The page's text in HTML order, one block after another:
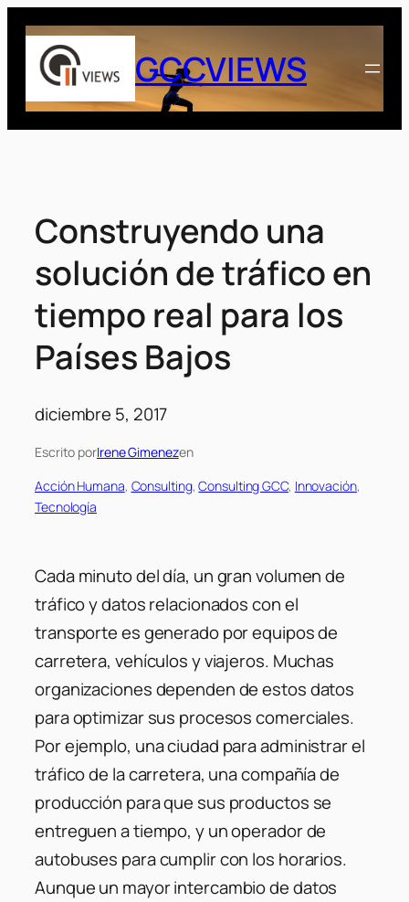
Saltar
contenido
GCCVIEWS
Construyendo una
solución de tráfico en
tiempo real para los
Países Bajos
diciembre 5, 2017
Escrito porIrene Gimenezen
Acción Humana, Consulting, Consulting GCC, Innovación
Tecnología
Cada minuto del día, un gran volumen de
tráfico y datos relacionados con el
transporte es generado por equipos de
carretera, vehículos y viajeros. Muchas
organizaciones dependen de estos datos
para optimizar sus procesos comerciales.
Por ejemplo, una ciudad para administrar el
tráfico de la carretera, una compañía de
producción para que sus productos se
entreguen a tiempo, y un operador de
autobuses para cumplir con los horarios.
Aunque un mayor intercambio de datos